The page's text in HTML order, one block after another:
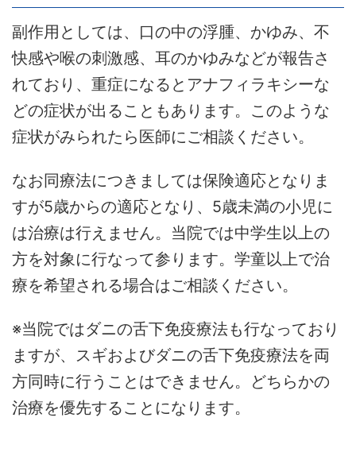
副作用としては、口の中の浮腫、かゆみ、不
快感や喉の刺激感、耳のかゆみなどが報告さ
れており、重症になるとアナフィラキシーな
どの症状が出ることもあります。このような
症状がみられたら医師にご相談ください。
なお同療法につきましては保険適応となりま
すが5歳からの適応となり、5歳未満の小児に
は治療は行えません。当院では中学生以上の
方を対象に行なって参ります。学童以上で治
療を希望される場合はご相談ください。
※当院ではダニの舌下免疫療法も行なっており
ますが、スギおよびダニの舌下免疫療法を両
方同時に行うことはできません。どちらかの
治療を優先することになります。